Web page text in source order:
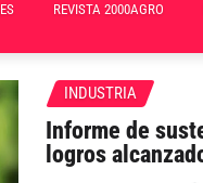
REVISTA 2000AGRO
INDUSTRIA
Informe de
logros